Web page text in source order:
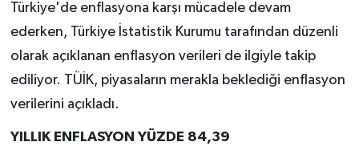
Türkiye'de enflasyona karşı mücadele devam
ederken, Türkiye İstatistik Kurumu tarafından düzenli
olarak açıklanan enflasyon verileri de ilgiyle takip
ediliyor. TÜİK, piyasaların merakla beklediği enflasyon
verilerini açıkladı.
YILLIK ENFLASYON YÜZDE 84,39